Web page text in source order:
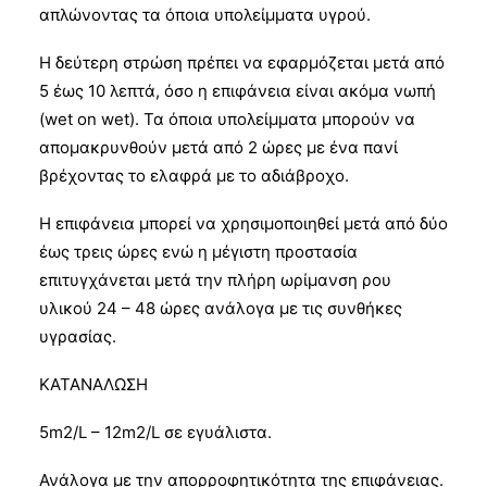
απλώνοντας τα όποια υπολείμματα υγρού.
Η δεύτερη στρώση πρέπει να εφαρμόζεται μετά από
5 έως 10 λεπτά, όσο η επιφάνεια είναι ακόμα νωπή
(wet on wet). Τα όποια υπολείμματα μπορούν να
απομακρυνθούν μετά από 2 ώρες με ένα πανί
βρέχοντας το ελαφρά με το αδιάβροχο.
Η επιφάνεια μπορεί να χρησιμοποιηθεί μετά από δύο
έως τρεις ώρες ενώ η μέγιστη προστασία
επιτυγχάνεται μετά την πλήρη ωρίμανση ρου
υλικού 24 – 48 ώρες ανάλογα με τις συνθήκες
υγρασίας.
ΚΑΤΑΝΑΛΩΣΗ
5m2/L – 12m2/L σε εγυάλιστα.
Ανάλογα με την απορροφητικότητα της επιφάνειας.